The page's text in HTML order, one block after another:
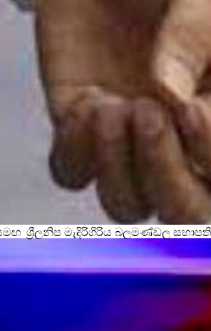
ශ්‍රීලනිප මැදිරිගිරිය බලමණ්ඩල සභාපති